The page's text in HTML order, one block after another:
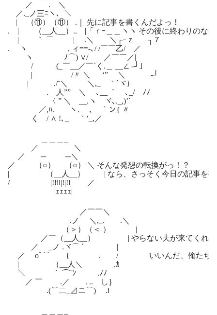
／ . ＼
／._ノ三ﾆヽ、＼
| （⑪）（⑪） .｜ 先に記事を書くんだよっ！
. | （__人__）.. |「ｒｰ＿＿ヽヽ その後に終わりのない
| ｀ ⌒ | .＼ ＼┌ｰｚ＿_ ┐７
. ヽ , ィ==‐､/ /￣￣乙/ ／
ヽ ﾉ⌒) ∨/ ／￣￣／|
/ (_￣__／￣`く.＿ __∠ -┘｣
| /〃 ＼ ‘” ＼ -┘
| ./¨＼ ＼,_ ｀`ヾ}
. 人”” ＼ ､__ ｀ ､_/ ﾉﾉ
〈 ” ＼ __.ヽ ヾ､._,)’´
／,ﾊ. ヽ. ､__｀ン{ 〃
く / ∧ !､_ ｀’_,／
／ ＼
／ ─ ─＼
／ （○） （○） ＼ そんな発想の転換がっ！？
| （__人__） | なら、さっそく今日の記事を書
/ |!!il|!|!l| ／
|ｪｪｪｪ|
／￣￣＼
.ノ ＼,_. .＼
（＞）（＜ ） |
／￣（__人__） | やらない夫が来てくれて助
／ _ノ .ヾ⌒ ´ |
／ oﾟ⌒ { . / いいんだ、俺たちは親友
| （__人＼ .ｶ
＼ ｀ ⌒´ﾝ .ﾉﾉ
／ ￣ .／ . .. し｝
.(⌒二_⊿ニ⌒) .i